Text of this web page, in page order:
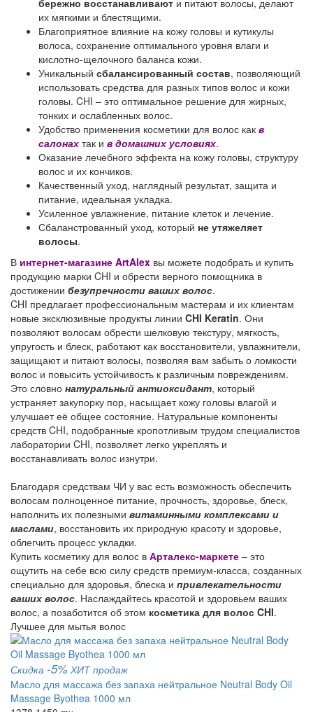
бережно восстанавливают и питают волосы, делают
их мягкими и блестящими.
Благоприятное влияние на кожу головы и кутикулы
волоса, сохранение оптимального уровня влаги и
кислотно-щелочного баланса кожи.
Уникальный сбалансированный состав, позволяющий
использовать средства для разных типов волос и кожи
головы. CHI – это оптимальное решение для жирных,
тонких и ослабленных волос.
Удобство применения косметики для волос как в
салонах так и в домашних условиях.
Оказание лечебного эффекта на кожу головы, структуру
волос и их кончиков.
Качественный уход, наглядный результат, защита и
питание, идеальная укладка.
Усиленное увлажнение, питание клеток и лечение.
Сбаланстрованный уход, который не утяжеляет
волосы.
В интернет-магазине ArtAlex вы можете подобрать и купить
продукцию марки CHI и обрести верного помощника в
достижении безупречности ваших волос.
CHI предлагает профессиональным мастерам и их клиентам
новые эксклюзивные продукты линии CHI Keratin. Они
позволяют волосам обрести шелковую текстуру, мягкость,
упругость и блеск, работают как восстановители, увлажнители,
защищают и питают волосы, позволяя вам забыть о ломкости
волос и повысить устойчивость к различным повреждениям.
Это словно натуральный антиоксидант, который
устраняет закупорку пор, насыщает кожу головы влагой и
улучшает её общее состояние. Натуральные компоненты
средств CHI, подобранные кропотливым трудом специалистов
лаборатории CHI, позволяет легко укреплять и
восстанавливать волос изнутри.
Благодаря средствам ЧИ у вас есть возможность обеспечить
волосам полноценное питание, прочность, здоровье, блеск,
наполнить их полезными витаминными комплексами и
маслами, восстановить их природную красоту и здоровье,
облегчить процесс укладки.
Купить косметику для волос в Арталекс-маркете – это
ощутить на себе всю силу средств премиум-класса, созданных
специально для здоровья, блеска и привлекательности
ваших волос. Наслаждайтесь красотой и здоровьем ваших
волос, а позаботится об этом косметика для волос CHI.
Лучшее для мытья волос
Скидка -5% ХИТ продаж
Масло для массажа без запаха нейтральное Neutral Body Oil
Massage Byothea 1000 мл